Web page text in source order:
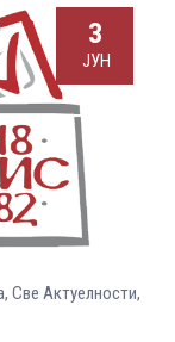
3
ЈУН
, Све Aктуелности,